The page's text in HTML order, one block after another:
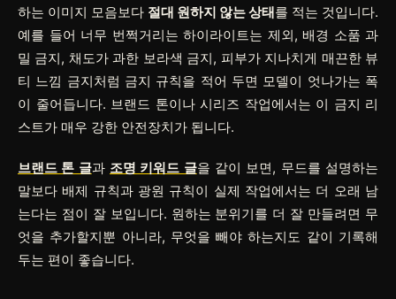
하는 이미지 모음보다 절대 원하지 않는 상태를 적는 것입니다.
예를 들어 너무 번쩍거리는 하이라이트는 제외, 배경 소품 과
밀 금지, 채도가 과한 보라색 금지, 피부가 지나치게 매끈한 뷰
티 느낌 금지처럼 금지 규칙을 적어 두면 모델이 엇나가는 폭
이 줄어듭니다. 브랜드 톤이나 시리즈 작업에서는 이 금지 리
스트가 매우 강한 안전장치가 됩니다.
브랜드 톤 글과 조명 키워드 글을 같이 보면, 무드를 설명하는
말보다 배제 규칙과 광원 규칙이 실제 작업에서는 더 오래 남
는다는 점이 잘 보입니다. 원하는 분위기를 더 잘 만들려면 무
엇을 추가할지뿐 아니라, 무엇을 빼야 하는지도 같이 기록해
두는 편이 좋습니다.